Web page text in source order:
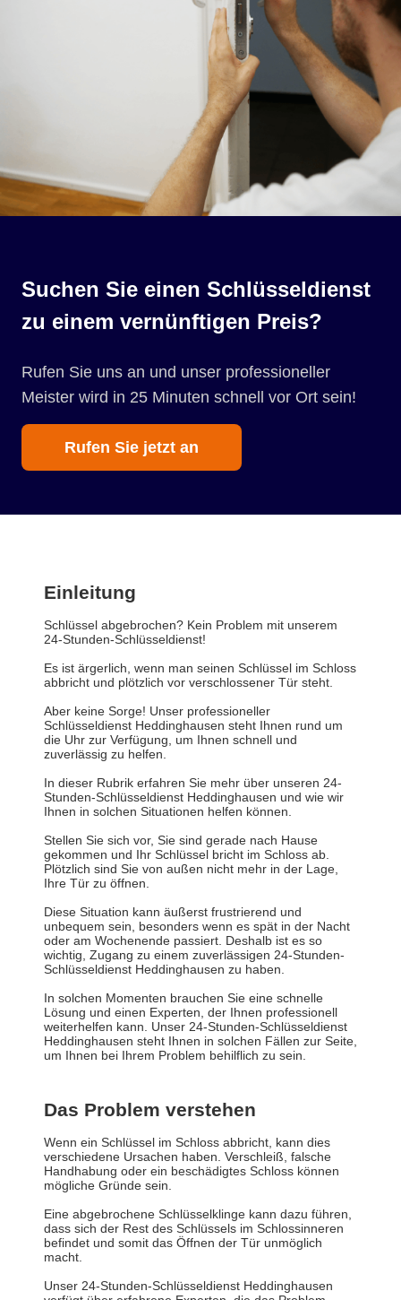
Suchen Sie einen Schlüsseldienst
zu einem vernünftigen Preis?
Rufen Sie uns an und unser professioneller
Meister wird in 25 Minuten schnell vor Ort sein!
Rufen Sie jetzt an
Einleitung
Schlüssel abgebrochen? Kein Problem mit unserem
24-Stunden-Schlüsseldienst!
Es ist ärgerlich, wenn man seinen Schlüssel im Schloss
abbricht und plötzlich vor verschlossener Tür steht.
Aber keine Sorge! Unser professioneller
Schlüsseldienst Heddinghausen steht Ihnen rund um
die Uhr zur Verfügung, um Ihnen schnell und
zuverlässig zu helfen.
In dieser Rubrik erfahren Sie mehr über unseren 24-
Stunden-Schlüsseldienst Heddinghausen und wie wir
Ihnen in solchen Situationen helfen können.
Stellen Sie sich vor, Sie sind gerade nach Hause
gekommen und Ihr Schlüssel bricht im Schloss ab.
Plötzlich sind Sie von außen nicht mehr in der Lage,
Ihre Tür zu öffnen.
Diese Situation kann äußerst frustrierend und
unbequem sein, besonders wenn es spät in der Nacht
oder am Wochenende passiert. Deshalb ist es so
wichtig, Zugang zu einem zuverlässigen 24-Stunden-
Schlüsseldienst Heddinghausen zu haben.
In solchen Momenten brauchen Sie eine schnelle
Lösung und einen Experten, der Ihnen professionell
weiterhelfen kann. Unser 24-Stunden-Schlüsseldienst
Heddinghausen steht Ihnen in solchen Fällen zur Seite,
um Ihnen bei Ihrem Problem behilflich zu sein.
Das Problem verstehen
Wenn ein Schlüssel im Schloss abbricht, kann dies
verschiedene Ursachen haben. Verschleiß, falsche
Handhabung oder ein beschädigtes Schloss können
mögliche Gründe sein.
Eine abgebrochene Schlüsselklinge kann dazu führen,
dass sich der Rest des Schlüssels im Schlossinneren
befindet und somit das Öffnen der Tür unmöglich
macht.
Unser 24-Stunden-Schlüsseldienst Heddinghausen